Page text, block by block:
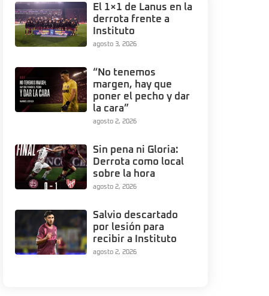
El 1×1 de Lanus en la
derrota frente a
Instituto
agosto 3, 2026
“No tenemos
margen, hay que
poner el pecho y dar
la cara”
agosto 2, 2026
Sin pena ni Gloria:
Derrota como local
sobre la hora
agosto 2, 2026
Salvio descartado
por lesión para
recibir a Instituto
agosto 2, 2026